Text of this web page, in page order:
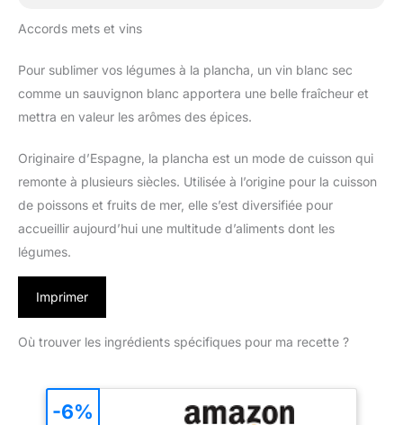
Accords mets et vins
Pour sublimer vos légumes à la plancha, un vin blanc sec
comme un sauvignon blanc apportera une belle fraîcheur et
mettra en valeur les arômes des épices.
Originaire d’Espagne, la plancha est un mode de cuisson qui
remonte à plusieurs siècles. Utilisée à l’origine pour la cuisson
de poissons et fruits de mer, elle s’est diversifiée pour
accueillir aujourd’hui une multitude d’aliments dont les
légumes.
Imprimer
Où trouver les ingrédients spécifiques pour ma recette ?
-6%